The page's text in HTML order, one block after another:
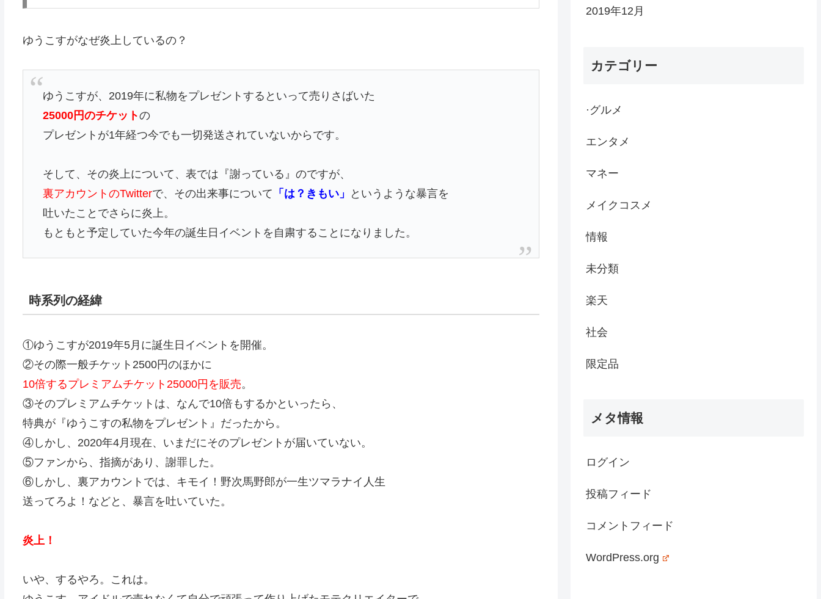
ゆうこすがなぜ炎上しているの？
ゆうこすが、2019年に私物をプレゼントするといって売りさばいた
25000円のチケットの
プレゼントが1年経つ今でも一切発送されていないからです。
そして、その炎上について、表では『謝っている』のですが、
裏アカウントのTwitterで、その出来事について 「は？きもい」
というような暴言を
吐いたことでさらに炎上。
もともと予定していた今年の誕生日イベントを自粛することになりました。
時系列の経緯
①ゆうこすが2019年5月に誕生日イベントを開催。
②その際一般チケット2500円のほかに
10倍するプレミアムチケット25000円を販売。
③そのプレミアムチケットは、なんで10倍もするかといったら、
特典が『ゆうこすの私物をプレゼント』だったから。
④しかし、2020年4月現在、いまだにそのプレゼントが届いていない。
⑤ファンから、指摘があり、謝罪した。
⑥しかし、裏アカウントでは、キモイ！野次馬野郎が一生ツマラナイ人生
送ってろよ！などと、暴言を吐いていた。
炎上！
いや、するやろ。これは。
2019年12月
カテゴリー
·グルメ
エンタメ
マネー
メイクコスメ
情報
未分類
楽天
社会
限定品
メタ情報
ログイン
投稿フィード
コメントフィード
WordPress.org